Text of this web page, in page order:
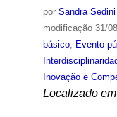
por Sandra Sedini
modificação31/
básico, Evento
Inovação e
Localizado em